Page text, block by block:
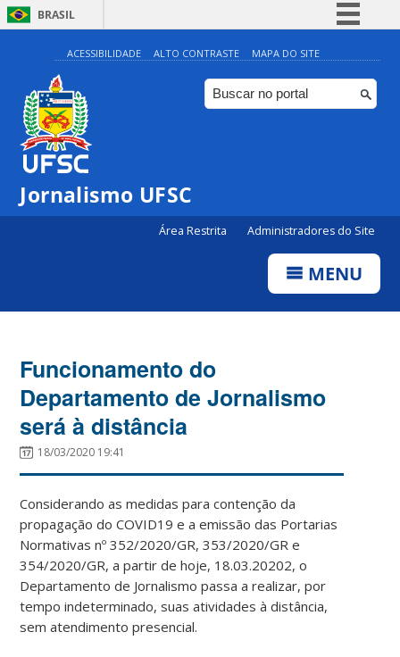
BRASIL
Simplifique!
Comunica BR
Participe
ACESSIBILIDADE ALTO CONTRASTE MAPA DO SITE
Jornalismo UFSC
Área Restrita Administradores do Site
MENU
Funcionamento do
Departamento de Jornalismo
será à distância
18/03/2020 19:41
Considerando as medidas para contenção da
propagação do COVID19 e a emissão das Portarias
Normativas nº 352/2020/GR, 353/2020/GR e
354/2020/GR, a partir de hoje, 18.03.20202, o
Departamento de Jornalismo passa a realizar, por
tempo indeterminado, suas atividades à distância,
sem atendimento presencial.